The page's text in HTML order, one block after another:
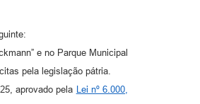
e no Parque Municipal
pela legislação pátria.
aprovado pela Lei nº 6.000,